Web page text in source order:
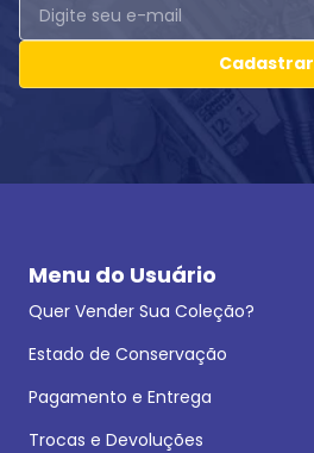
Cadastrar
Menu do Usuário
Quer Vender Sua Coleção?
Estado de Conservação
Pagamento e Entrega
Trocas e Devoluções